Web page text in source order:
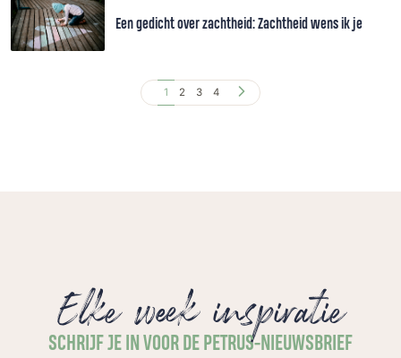
Een gedicht over zachtheid: Zachtheid wens ik je
1 2 3 4
Elke week inspiratie
SCHRIJF JE IN VOOR DE PETRUS-NIEUWSBRIEF